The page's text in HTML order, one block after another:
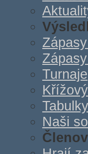
Turnaje
Tabulky
Naši